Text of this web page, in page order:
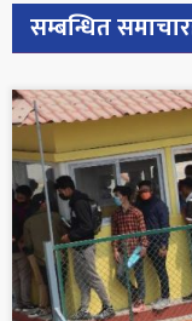
सम्बन्धित